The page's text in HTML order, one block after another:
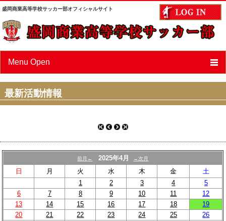
盛岡商業高等学校サッカー部オフィシャルサイト
Menu Open
ニュース
スケジュール
OBページ
あすなろ会（父母会）
リンク
最新活動情報
前月← 2025年4月 →次月
日 月 火 水 木 金
土
1
2 3 4
5
6
7 8 9 10 11
12
13
14 15 16 17 18
19
20
21 22 23 24 25
26